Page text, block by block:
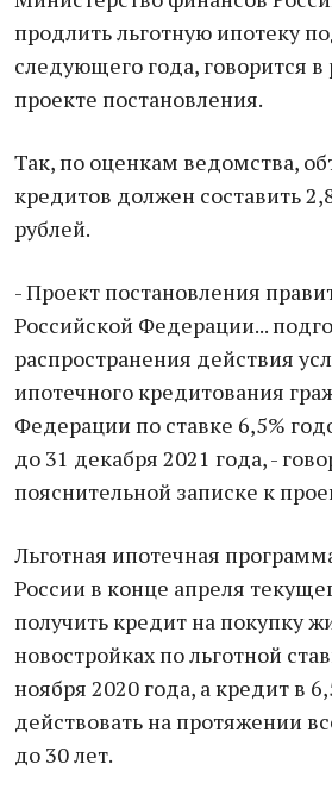
продлить льготную ипотеку
следующего года, говорится в
проекте постановления.
Так, по оценкам ведомства,
кредитов должен составить
рублей.
- Проект постановления
Российской Федерации...
распространения действия
ипотечного кредитования
Федерации по ставке 6,5%
до 31 декабря 2021 года, -
пояснительной записке к
Льготная ипотечная
России в конце апреля
получить кредит на покупку
новостройках по льготной
ноября 2020 года, а кредит в
действовать на протяжении
до 30 лет.